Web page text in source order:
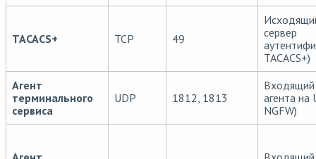
TACACS+ TCP 49
сервер
TACACS+)
Агент
терминального
сервиса
UDP 1812, 1813
Входящий
агента на
NGFW)